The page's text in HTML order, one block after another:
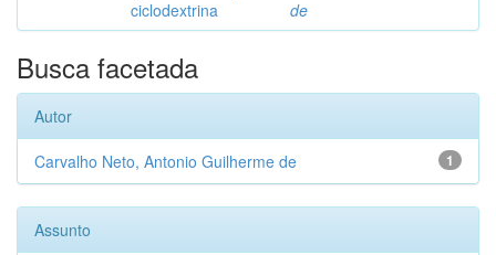
ciclodextrina
de
Busca facetada
Autor
1
Carvalho Neto, Antonio Guilherme de
Assunto